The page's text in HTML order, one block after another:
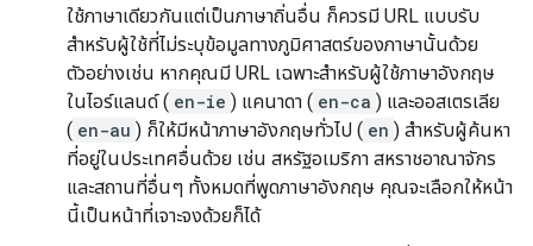
ใช้ภาษาเดียวกันแต่เป็นภาษาถิ่นอื่น ก็ควรมี URL แบบรับ
สำหรับผู้ใช้ที่ไม่ระบุข้อมูลทางภูมิศาสตร์ของภาษานั้นด้วย
ตัวอย่างเช่น หากคุณมี URL เฉพาะสำหรับผู้ใช้ภาษาอังกฤษ
ในไอร์แลนด์ ( en-ie ) แคนาดา ( en-ca ) และออสเตรเลีย
( en-au ) ก็ให้มีหน้าภาษาอังกฤษทั่วไป ( en ) สำหรับผู้ค้นหา
ที่อยู่ในประเทศอื่นด้วย เช่น สหรัฐอเมริกา สหราชอาณาจักร
และสถานที่อื่นๆ ทั้งหมดที่พูดภาษาอังกฤษ คุณจะเลือกให้หน้า
นี้เป็นหน้าที่เจาะจงด้วยก็ได้